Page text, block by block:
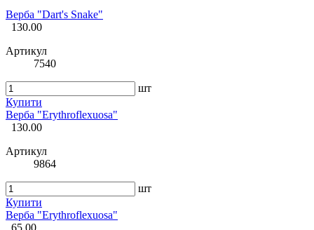
Верба "Dart's Snake"
130.00
Артикул
7540
шт
Купити
Верба "Erythroflexuosa"
130.00
Артикул
9864
шт
Купити
Верба "Erythroflexuosa"
65.00